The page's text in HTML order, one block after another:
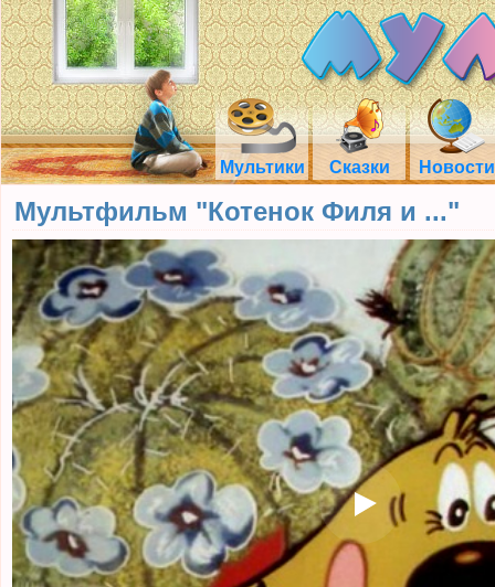
Мультики Сказки Новости
Мультфильм "Котенок Филя и ..."